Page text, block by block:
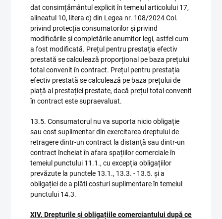
dat consimțământul explicit în temeiul articolului 17,
alineatul 10, litera c) din Legea nr. 108/2024 Col.
privind protecția consumatorilor și privind
modificările și completările anumitor legi, astfel cum
a fost modificată. Prețul pentru prestația efectiv
prestată se calculează proporțional pe baza prețului
total convenit în contract. Prețul pentru prestația
efectiv prestată se calculează pe baza prețului de
piață al prestației prestate, dacă prețul total convenit
în contract este supraevaluat.
13.5. Consumatorul nu va suporta nicio obligație
sau cost suplimentar din exercitarea dreptului de
retragere dintr-un contract la distanță sau dintr-un
contract încheiat în afara spațiilor comerciale în
temeiul punctului 11.1., cu excepția obligațiilor
prevăzute la punctele 13.1., 13.3. - 13.5. și a
obligației de a plăti costuri suplimentare în temeiul
punctului 14.3.
XIV. Drepturile și obligațiile comerciantului după ce